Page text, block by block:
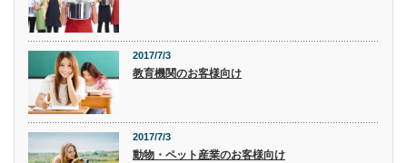
2017/7/3
教育機関のお客様向け
2017/7/3
動物・ペット産業のお客様向け